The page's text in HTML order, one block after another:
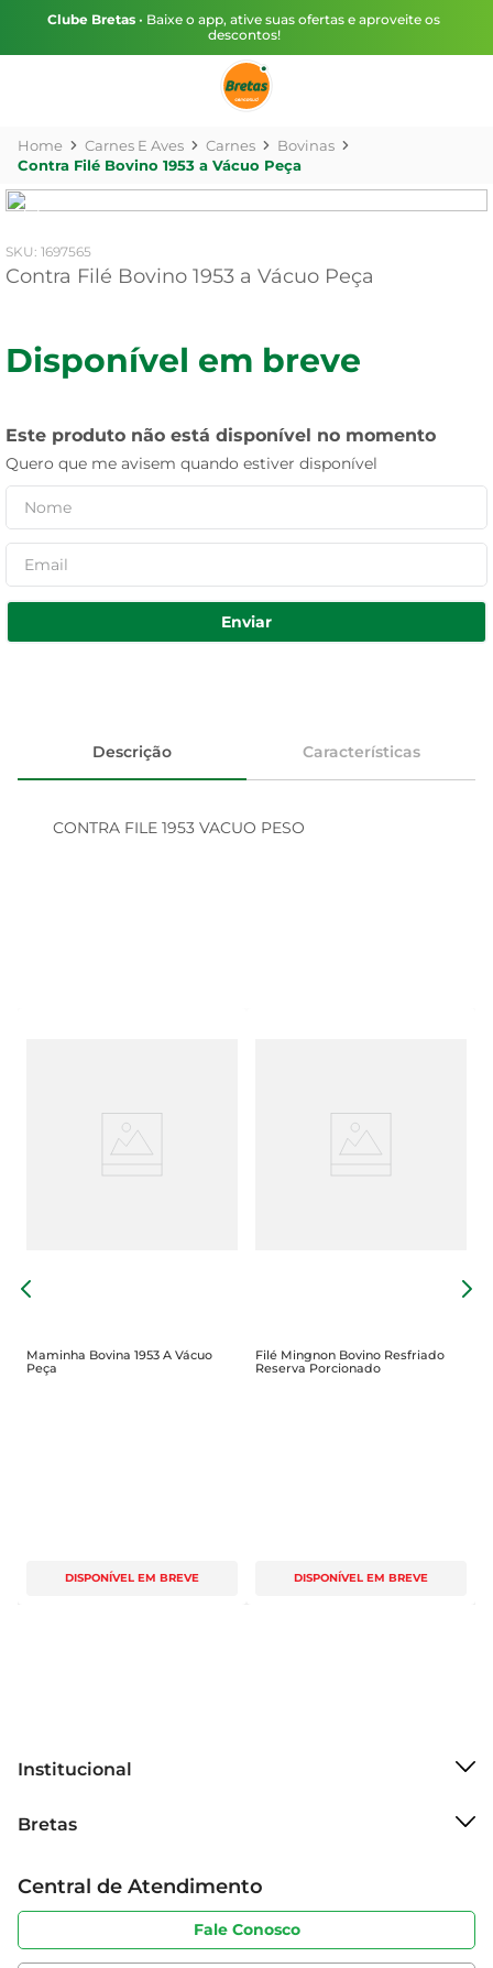
Clube Bretas • Baixe o app, ative suas ofertas e aproveite os
descontos!
Carnes E Aves Carnes
Bovinas
Contra Filé Bovino 1953 a Vácuo Peça
: 1697565
Contra Filé Bovino 1953 a Vácuo Peça
Disponível em breve
Este produto não está disponível no momento
Quero que me avisem quando estiver disponível
Enviar
Descrição Características
CONTRA FILE 1953 VACUO PESO
Maminha Bovina 1953 A Vácuo
Peça
DISPONÍVEL EM BREVE
Filé Mingnon Bovino Resfriado
Reserva Porcionado
DISPONÍVEL EM BREVE
Institucional
Grupo Cencosud
Sobre privacidade
Portal do fornecedor
Bretas
Produtos Bretas
Código de ética
Serviços
Central de Atendimento
Fale Conosco